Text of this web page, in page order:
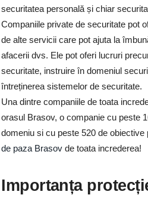
securitatea personală și chiar
Companiile private de securitate pot
de alte servicii care pot ajuta la
afacerii dvs. Ele pot oferi lucruri
securitate, instruire în domeniul
întreținerea sistemelor de securitate.
Una dintre companiile de toata
orasul Brasov, o companie cu peste
domeniu si cu peste 520 de
de paza Brasov de toata increderea!
Importanța